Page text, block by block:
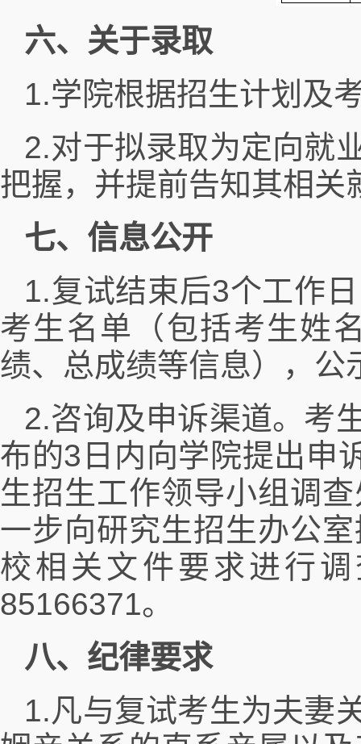
六、关于录取
1.学院根据招生计划及
2.对于拟录取为定向就
把握，并提前告知其相关
七、信息公开
1.复试结束后3个工作
考生名单（包括考生姓
绩、总成绩等信息），公
2.咨询及申诉渠道。考
布的3日内向学院提出申
生招生工作领导小组调
一步向研究生招生办公
校相关文件要求进行
85166371。
八、纪律要求
1.凡与复试考生为夫妻